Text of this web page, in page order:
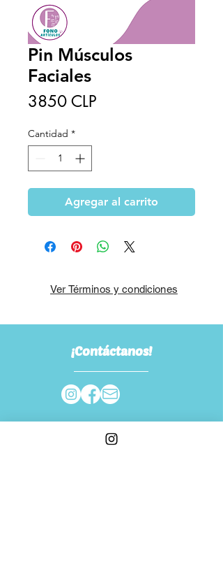
Pin Músculos
Faciales
3850 CLP
Cantidad *
Agregar al carrito
Ver Términos y condiciones
¡Contáctanos!
¡Suscríbete!